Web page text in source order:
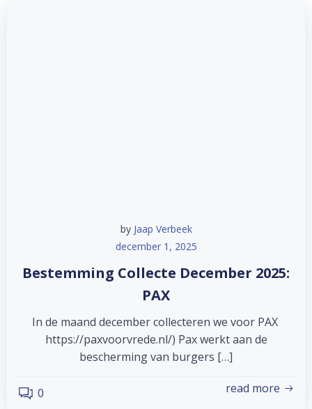
by Jaap Verbeek
december 1, 2025
Bestemming Collecte December 2025:
PAX
In de maand december collecteren we voor PAX
https://paxvoorvrede.nl/) Pax werkt aan de
bescherming van burgers […]
0 read more